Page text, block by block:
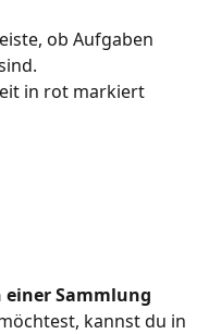
ob Aufgaben
in rot markiert
Sammlung
kannst du in